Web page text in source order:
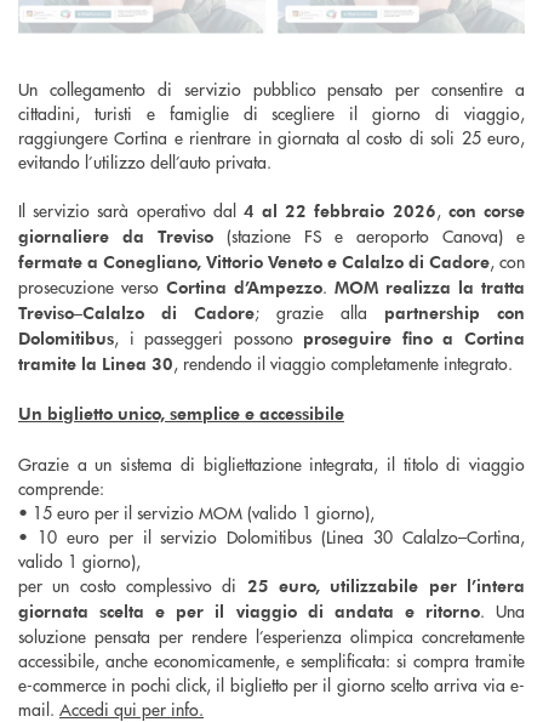
Un collegamento di servizio pubblico pensato per consentire a
cittadini, turisti e famiglie di scegliere il giorno di viaggio,
raggiungere Cortina e rientrare in giornata al costo di soli 25 euro,
evitando l’utilizzo dell’auto privata.
Il servizio sarà operativo dal 4 al 22 febbraio 2026,con corse
giornaliere da Treviso(stazione FS e aeroporto Canova) e
fermate a Conegliano, Vittorio Veneto e Calalzo di Cadore, con
prosecuzione verso Cortina d’Ampezzo. MOM realizza la tratta
Treviso–Calalzo di Cadore; grazie alla partnership con
Dolomitibus, i passeggeri possono proseguire fino a Cortina
tramite la Linea 30, rendendo il viaggio completamente integrato.
Un biglietto unico, semplice e accessibile
Grazie a un sistema di bigliettazione integrata, il titolo di viaggio
comprende:
• 15 euro per il servizio MOM (valido 1 giorno),
• 10 euro per il servizio Dolomitibus (Linea 30 Calalzo–Cortina,
valido 1 giorno),
per un costo complessivo di 25 euro, utilizzabile per l’intera
giornata scelta e per il viaggio di andata e ritorno. Una
soluzione pensata per rendere l’esperienza olimpica concretamente
accessibile, anche economicamente, e semplificata: si compra tramite
e-commerce in pochi click, il biglietto per il giorno scelto arriva via e-
mail. Accedi qui per info.